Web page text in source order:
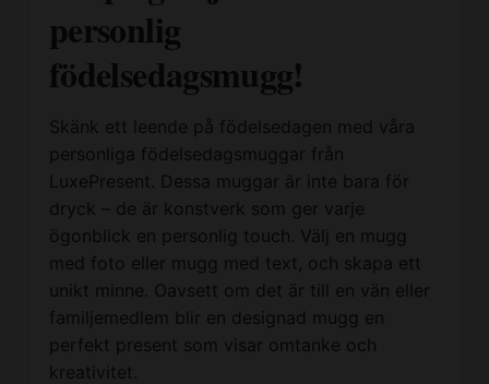
personlig
födelsedagsmugg!
Skänk ett leende på födelsedagen med våra
personliga födelsedagsmuggar från
LuxePresent. Dessa muggar är inte bara för
dryck – de är konstverk som ger varje
ögonblick en personlig touch. Välj en mugg
med foto eller mugg med text, och skapa ett
unikt minne. Oavsett om det är till en vän eller
familjemedlem blir en designad mugg en
perfekt present som visar omtanke och
kreativitet.